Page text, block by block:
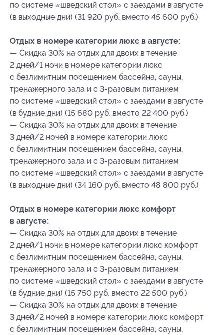
по системе «шведский стол» с заездами в августе
(в выходные дни) (31 920 руб. вместо 45 600 руб.)
Отдых в номере категории люкс в августе:
— Скидка 30% на отдых для двоих в течение
2 дней/1 ночи в номере категории люкс
с безлимитным посещением бассейна, сауны,
тренажерного зала и с 3-разовым питанием
по системе «шведский стол» с заездами в августе
(в будние дни) (15 680 руб. вместо 22 400 руб.)
— Скидка 30% на отдых для двоих в течение
3 дней/2 ночей в номере категории люкс
с безлимитным посещением бассейна, сауны,
тренажерного зала и с 3-разовым питанием
по системе «шведский стол» с заездами в августе
(в выходные дни) (34 160 руб. вместо 48 800 руб.)
Отдых в номере категории люкс комфорт
в августе:
— Скидка 30% на отдых для двоих в течение
2 дней/1 ночи в номере категории люкс комфорт
с безлимитным посещением бассейна, сауны,
тренажерного зала и с 3-разовым питанием
по системе «шведский стол» с заездами в августе
(в будние дни) (15 750 руб. вместо 22 500 руб.)
— Скидка 30% на отдых для двоих в течение
3 дней/2 ночей в номере категории люкс комфорт
с безлимитным посещением бассейна, сауны,